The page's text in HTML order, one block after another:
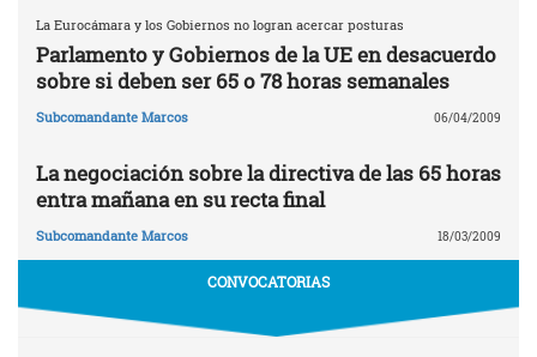
La Eurocámara y los Gobiernos no logran acercar posturas
Parlamento y Gobiernos de la UE en desacuerdo
sobre si deben ser 65 o 78 horas semanales
Subcomandante Marcos 06/04/2009
La negociación sobre la directiva de las 65 horas
entra mañana en su recta final
Subcomandante Marcos 18/03/2009
CONVOCATORIAS